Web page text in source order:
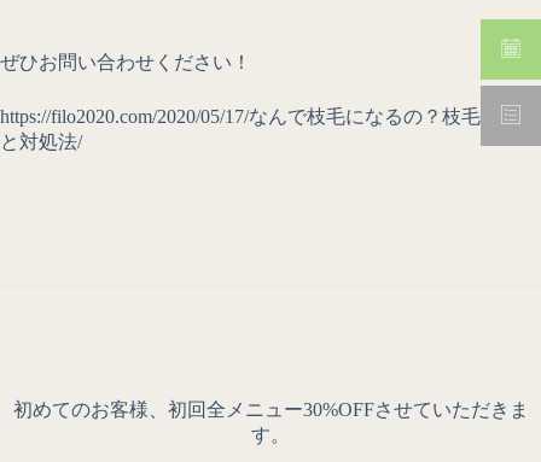
ぜひお問い合わせください！
https://filo2020.com/2020/05/17/なんで枝毛になるの？枝毛の原因
と対処法/
初めてのお客様、初回全メニュー30%OFFさせていただきま
す。